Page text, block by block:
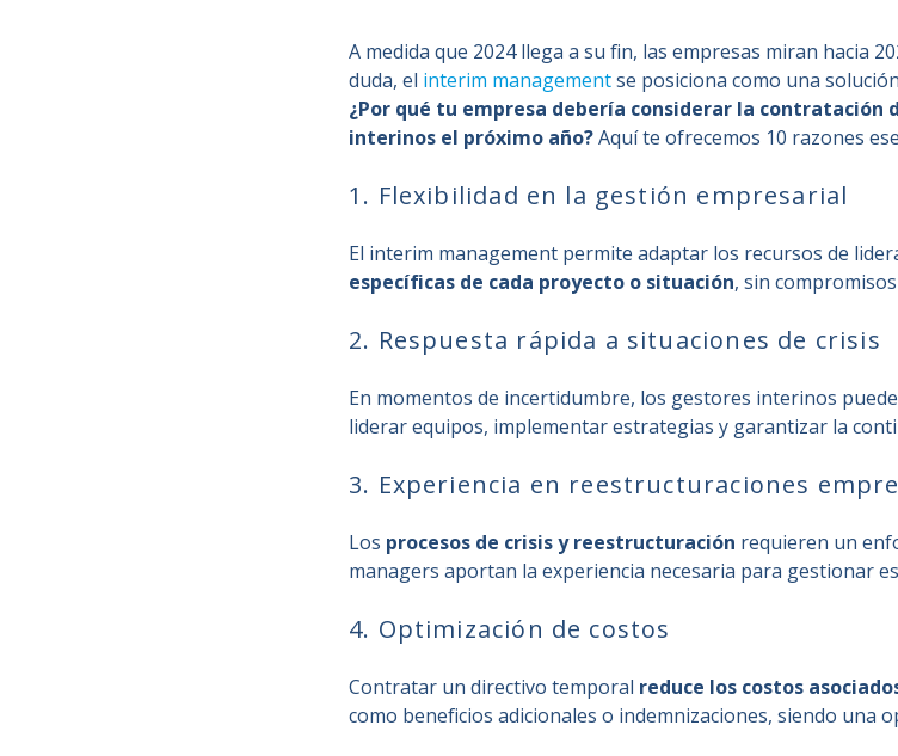
A medida que 2024 llega a su fin, las empresas miran hacia
duda, el interim managementse posiciona como una
¿Por qué tu empresa debería considerar la
interinos el próximo año?Aquí te ofrecemos 10 razones
1. Flexibilidad en la gestión empresarial
El interim management permite adaptar los recursos de
específicas de cada proyecto o situación, sin
2. Respuesta rápida a situaciones de crisis
En momentos de incertidumbre, los gestores interinos
liderar equipos, implementar estrategias y garantizar la
3. Experiencia en reestructuraciones
Los procesos de crisis y reestructuración requieren un
managers aportan la experiencia necesaria para gestionar
4. Optimización de costos
Contratar un directivo temporal reduce los costos
como beneficios adicionales o indemnizaciones, siendo una